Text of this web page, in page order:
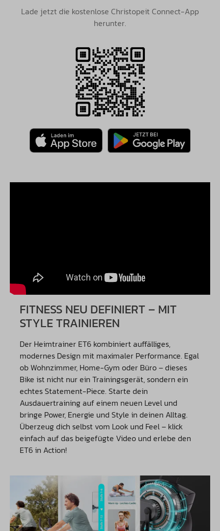
Lade jetzt die kostenlose Christopeit Connect-App
herunter.
FITNESS NEU DEFINIERT – MIT
STYLE TRAINIEREN
Der Heimtrainer ET6 kombiniert auffälliges,
modernes Design mit maximaler Performance. Egal
ob Wohnzimmer, Home-Gym oder Büro – dieses
Bike ist nicht nur ein Trainingsgerät, sondern ein
echtes Statement-Piece. Starte dein
Ausdauertraining auf einem neuen Level und
bringe Power, Energie und Style in deinen Alltag.
Überzeug dich selbst vom Look und Feel – klick
einfach auf das beigefügte Video und erlebe den
ET6 in Action!